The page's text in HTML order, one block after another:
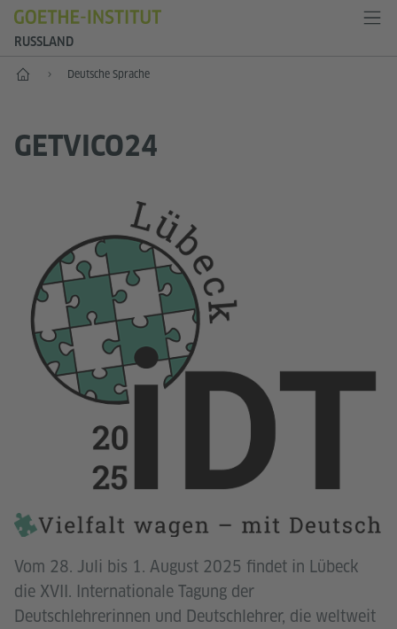
RUSSLAND
Start Deutsche Sprache
GETVICO24
Vom 28. Juli bis 1. August 2025 findet in Lübeck
die XVII. Internationale Tagung der
Deutschlehrerinnen und Deutschlehrer, die weltweit